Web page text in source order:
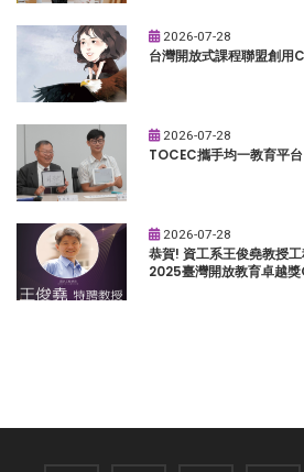
2026-07-28
台灣開放式課程聯盟創用
2026-07-28
TOCEC攜手均一教育平
2026-07-28
恭賀! 資工系王俊堯教授
2025臺灣開放教育卓越